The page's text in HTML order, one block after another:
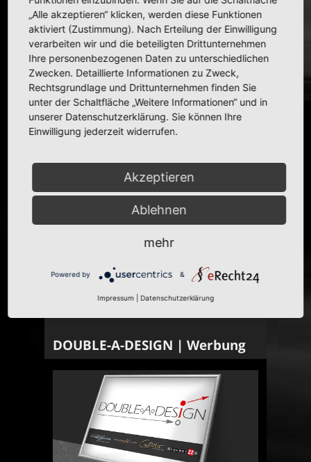
DOUBLE-A-DESIGN | Werbung
„Alle akzeptieren“ klicken, werden diese Funktionen
aktiviert (Zustimmung). Nach Erteilung der Einwilligung
verarbeiten wir und die beteiligten Drittunternehmen
Ihre personenbezogenen Daten zu unterschiedlichen
Zwecken. Detaillierte Informationen zu Zweck,
Rechtsgrundlage und Drittunternehmen finden Sie
unter der Schaltfläche „Weitere Informationen“ und in
unserer Datenschutzerklärung. Sie können Ihre
Einwilligung jederzeit widerrufen.
Akzeptieren
Ablehnen
mehr
Powered by &
Impressum Datenschutzerklärung